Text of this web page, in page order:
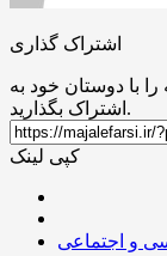
اشتراک گذاری
با دوستان خود به
اشتراک بگذارید.
کپی لینک
و اجتماعی